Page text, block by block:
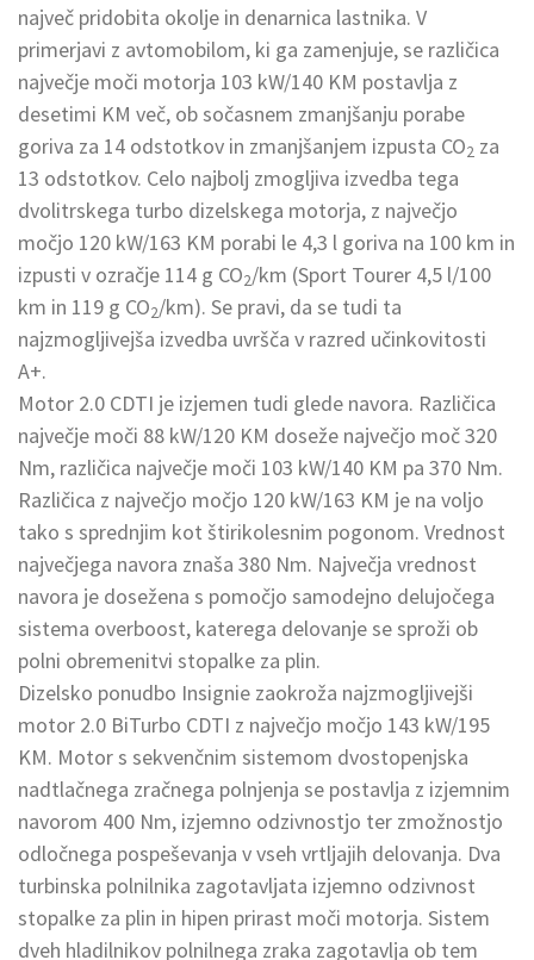
največ pridobita okolje in denarnica lastnika. V
primerjavi z avtomobilom, ki ga zamenjuje, se različica
največje moči motorja 103 kW/140 KM postavlja z
desetimi KM več, ob sočasnem zmanjšanju porabe
goriva za 14 odstotkov in zmanjšanjem izpusta CO2 za
13 odstotkov. Celo najbolj zmogljiva izvedba tega
dvolitrskega turbo dizelskega motorja, z največjo
močjo 120 kW/163 KM porabi le 4,3 l goriva na 100 km in
izpusti v ozračje 114 g CO2/km (Sport Tourer 4,5 l/100
km in 119 g CO2/km). Se pravi, da se tudi ta
najzmogljivejša izvedba uvršča v razred učinkovitosti
A+.
Motor 2.0 CDTI je izjemen tudi glede navora. Različica
največje moči 88 kW/120 KM doseže največjo moč 320
Nm, različica največje moči 103 kW/140 KM pa 370 Nm.
Različica z največjo močjo 120 kW/163 KM je na voljo
tako s sprednjim kot štirikolesnim pogonom. Vrednost
največjega navora znaša 380 Nm. Največja vrednost
navora je dosežena s pomočjo samodejno delujočega
sistema overboost, katerega delovanje se sproži ob
polni obremenitvi stopalke za plin.
Dizelsko ponudbo Insignie zaokroža najzmogljivejši
motor 2.0 BiTurbo CDTI z največjo močjo 143 kW/195
KM. Motor s sekvenčnim sistemom dvostopenjska
nadtlačnega zračnega polnjenja se postavlja z izjemnim
navorom 400 Nm, izjemno odzivnostjo ter zmožnostjo
odločnega pospeševanja v vseh vrtljajih delovanja. Dva
turbinska polnilnika zagotavljata izjemno odzivnost
stopalke za plin in hipen prirast moči motorja. Sistem
dveh hladilnikov polnilnega zraka zagotavlja ob tem